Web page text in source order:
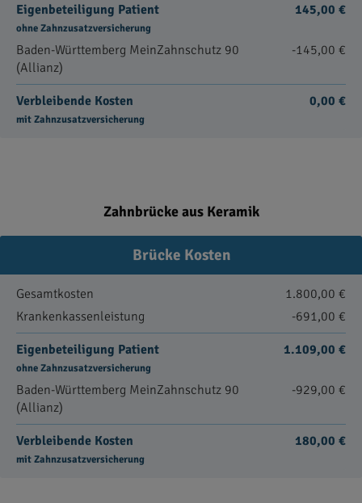
Eigenbeteiligung Patient
ohne Zahnzusatzversicherung
145,00 €
Baden-Württemberg MeinZahnschutz 90
(Allianz)
-145,00 €
Verbleibende Kosten
mit Zahnzusatzversicherung
0,00 €
Zahnbrücke aus Keramik
Brücke Kosten
Gesamtkosten
1.800,00 €
Krankenkassenleistung
-691,00 €
Eigenbeteiligung Patient
ohne Zahnzusatzversicherung
1.109,00 €
Baden-Württemberg MeinZahnschutz 90
(Allianz)
-929,00 €
Verbleibende Kosten
mit Zahnzusatzversicherung
180,00 €